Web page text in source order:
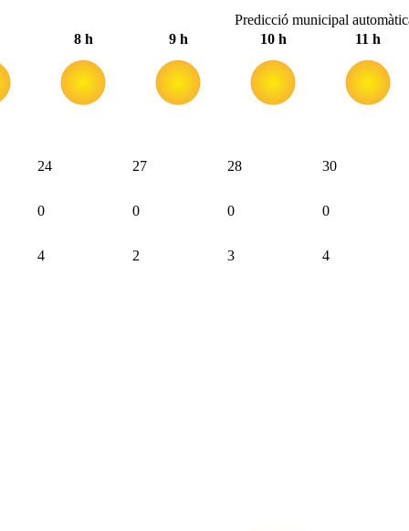
Predicció municipal
8 h 9 h 10 h 11 h
24 27 28
30
0 0 0 0
4 2 3 4